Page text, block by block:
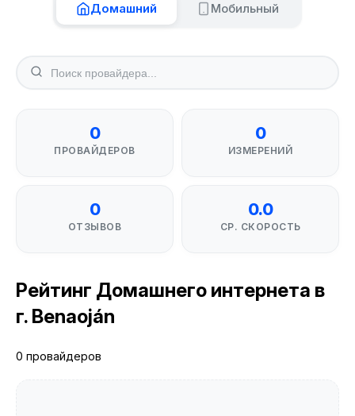
Домашний Мобильный
0
ПРОВАЙДЕРОВ
0
ИЗМЕРЕНИЙ
0
ОТЗЫВОВ
0.0
СР. СКОРОСТЬ
Рейтинг Домашнего интернета в
г. Benaoján
0 провайдеров